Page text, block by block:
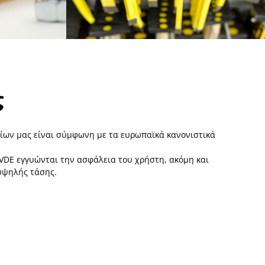
μας είναι σύμφωνη με τα ευρωπαϊκά κανονιστικά
εγγυώνται την ασφάλεια του χρήστη, ακόμη και
τάσης.